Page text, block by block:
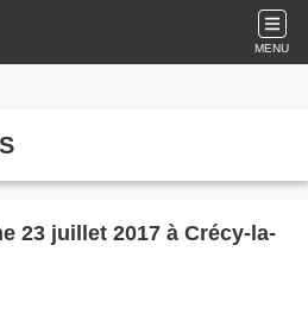
MENU
23 juillet 2017 à Crécy-la-